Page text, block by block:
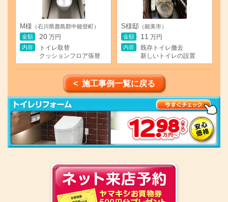
M様 （石川県鹿島郡中能登町）
金額
20 万円
内容
トイレ取替
クッションフロア張替
S様邸 （能美市）
金額
11 万円
内容
既存トイレ撤去
新しいトイレの設置
< 施工事例一覧に戻る